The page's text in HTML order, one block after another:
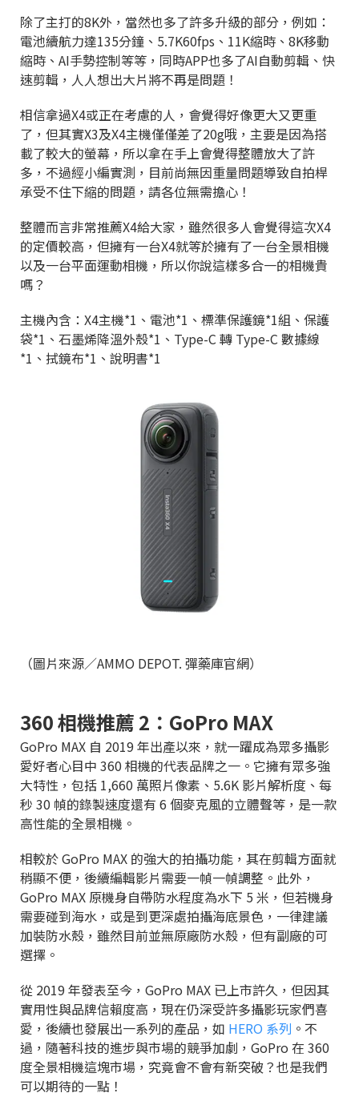
除了主打的8K外，當然也多了許多升級的部分，例如：
電池續航力達135分鐘、5.7K60fps、11K縮時、8K移動
縮時、AI手勢控制等等，同時APP也多了AI自動剪輯、快
速剪輯，人人想出大片將不再是問題！
相信拿過X4或正在考慮的人，會覺得好像更大又更重
了，但其實X3及X4主機僅僅差了20g哦，主要是因為搭
載了較大的螢幕，所以拿在手上會覺得整體放大了許
多，不過經小編實測，目前尚無因重量問題導致自拍桿
承受不住下縮的問題，請各位無需擔心！
整體而言非常推薦X4給大家，雖然很多人會覺得這次X4
的定價較高，但擁有一台X4就等於擁有了一台全景相機
以及一台平面運動相機，所以你說這樣多合一的相機貴
嗎？
主機內含：X4主機*1、電池*1、標準保護鏡*1組、保護
袋*1、石墨烯降溫外殼*1、Type-C 轉 Type-C 數據線
*1、拭鏡布*1、說明書*1
（圖片來源／AMMO DEPOT. 彈藥庫官網）
360 相機推薦 2：GoPro MAX
GoPro MAX 自 2019 年出產以來，就一躍成為眾多攝影
愛好者心目中 360 相機的代表品牌之一。它擁有眾多強
大特性，包括 1,660 萬照片像素、5.6K 影片解析度、每
秒 30 幀的錄製速度還有 6 個麥克風的立體聲等，是一款
高性能的全景相機。
相較於 GoPro MAX 的強大的拍攝功能，其在剪輯方面就
稍顯不便，後續編輯影片需要一幀一幀調整。此外，
GoPro MAX 原機身自帶防水程度為水下 5 米，但若機身
需要碰到海水，或是到更深處拍攝海底景色，一律建議
加裝防水殼，雖然目前並無原廠防水殼，但有副廠的可
選擇。
從 2019 年發表至今，GoPro MAX 已上市許久，但因其
實用性與品牌信賴度高，現在仍深受許多攝影玩家們喜
愛，後續也發展出一系列的產品，如 HERO 系列 。不
過，隨著科技的進步與市場的競爭加劇，GoPro 在 360
度全景相機這塊市場，究竟會不會有新突破？也是我們
可以期待的一點！